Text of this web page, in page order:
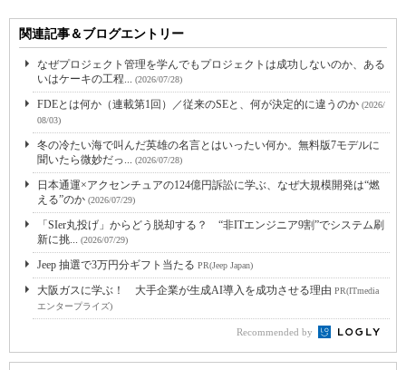
関連記事＆ブログエントリー
なぜプロジェクト管理を学んでもプロジェクトは成功しないのか、ある
いはケーキの工程... (2026/07/28)
FDEとは何か（連載第1回）／従来のSEと、何が決定的に違うのか (2026/
08/03)
冬の冷たい海で叫んだ英雄の名言とはいったい何か。無料版7モデルに
聞いたら微妙だっ... (2026/07/28)
日本通運×アクセンチュアの124億円訴訟に学ぶ、なぜ大規模開発は“燃
える”のか (2026/07/29)
「SIer丸投げ」からどう脱却する？ “非ITエンジニア9割”でシステム刷
新に挑... (2026/07/29)
Jeep 抽選で3万円分ギフト当たる PR(Jeep Japan)
大阪ガスに学ぶ！ 大手企業が生成AI導入を成功させる理由 PR(ITmedia
エンタープライズ)
Recommended by